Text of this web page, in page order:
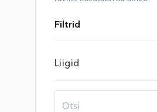
Filtrid
Liigid